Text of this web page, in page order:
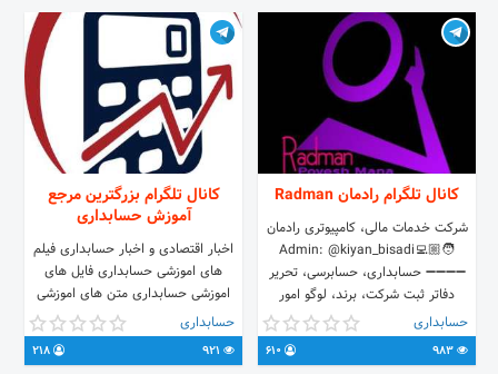
کانال تلگرام رادمان Radman
شرکت خدمات مالی، کامپیوتری رادمان
🧑🏼‍💻Admin: @kiyan_bisadi
➖➖➖➖ حسابداری، حسابرسی، تحریر
دفاتر ثبت شرکت، برند، لوگو امور
مالیاتی و بیمه 📞 02177161284 - 85
📱 09126145089 وب سایت: 🌐
http://Radman-pm.ir
حسابداری
کانال تلگرام بزرگترین مرجع
آموزش حسابداری
اخبار اقتصادی و اخبار حسابداری فیلم
های اموزشی حسابداری فایل های
اموزشی حسابداری متن های اموزشی
حسابداری کتاب های اموزشی
حسابداری
حسابداری